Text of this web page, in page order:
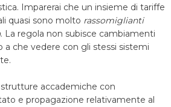
Imparerai che un insieme di tariffe
quasi sono molto rassomiglianti
. La regola non subisce cambiamenti
a che vedere con gli stessi sistemi
accademiche con
e propagazione relativamente al